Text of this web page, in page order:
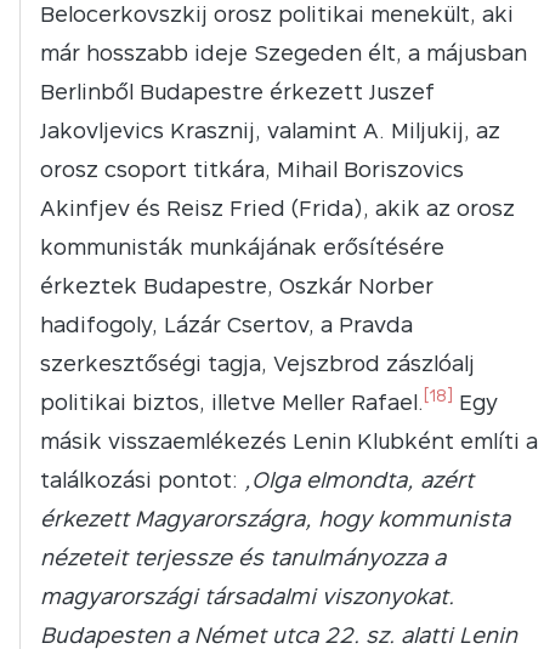
Belocerkovszkij orosz politikai menekült, aki
már hosszabb ideje Szegeden élt, a májusban
Berlinből Budapestre érkezett Juszef
Jakovljevics Krasznij, valamint A. Miljukij, az
orosz csoport titkára, Mihail Boriszovics
Akinfjev és Reisz Fried (Frida), akik az orosz
kommunisták munkájának erősítésére
érkeztek Budapestre, Oszkár Norber
hadifogoly, Lázár Csertov, a Pravda
szerkesztőségi tagja, Vejszbrod zászlóalj
politikai biztos, illetve Meller Rafael. [18]
Egy
másik visszaemlékezés Lenin Klubként említi a
találkozási pontot: „Olga elmondta, azért
érkezett Magyarországra, hogy kommunista
nézeteit terjessze és tanulmányozza a
magyarországi társadalmi viszonyokat.
Budapesten a Német utca 22. sz. alatti Lenin